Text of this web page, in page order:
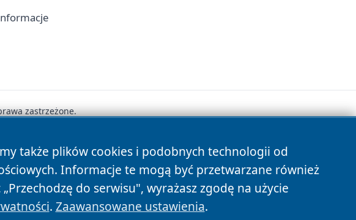
także plików cookies i podobnych technologii od
Informacje te mogą być przetwarzane również
do serwisu", wyrażasz zgodę na użycie
. Zaawansowane ustawienia.
zastrzeżone.
Polityka Cookies